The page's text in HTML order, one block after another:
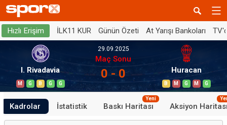
Hızlı Erişim İLK11 KUR Günün Özeti At Yarışı Bankoları
I. Rivadavia
M G B G G
29.09.2025
Maç Sonu
0 - 0 Huracan
B M G M G
Kadrolar İstatistik Baskı Haritası
Yeni
Aksiyon